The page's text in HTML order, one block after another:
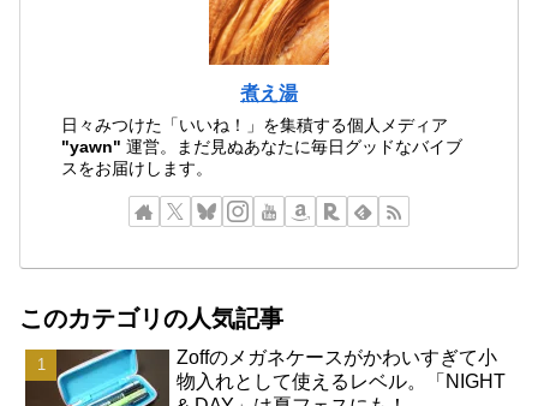
煮え湯
日々みつけた「いいね！」を集積する個人メディア
"yawn" 運営。まだ見ぬあなたに毎日グッドなバイブ
スをお届けします。
このカテゴリの人気記事
Zoffのメガネケースがかわいすぎて小
物入れとして使えるレベル。「NIGHT